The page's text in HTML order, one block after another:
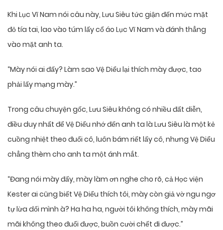
Khi Lục Vĩ Nam nói câu này, Lưu Siêu tức giận đến mức mặt
đỏ tía tai, lao vào túm lấy cổ áo Lục Vĩ Nam và đánh thẳng
vào mặt anh ta.
“Mày nói ai đấy? Làm sao Vệ Diểu lại thích mày được, tao
phải lấy mạng mày.”
Trong câu chuyện gốc, Lưu Siêu không có nhiều đất diễn,
điều duy nhất để Vệ Diểu nhớ đến anh ta là Lưu Siêu là một kẻ
cuồng nhiệt theo đuổi cô, luôn bám riết lấy cô, nhưng Vệ Diểu
chẳng thèm cho anh ta một ánh mắt.
“Đang nói mày đấy, mày làm ơn nghe cho rõ, cả Học viện
Kester ai cũng biết Vệ Diểu thích tôi, mày còn giả vờ ngu ngơ
tự lừa dối mình à? Ha ha ha, người tôi không thích, mày mãi
mãi không theo đuổi được, buồn cười chết đi được.”